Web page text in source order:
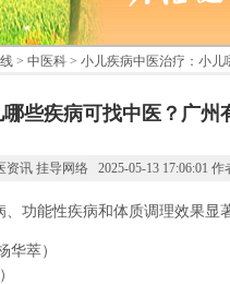
> 中医科 > 小儿疾病中医治疗：小儿
些疾病可找中医？广州
讯 挂导网络 2025-05-13 17:06:01
功能性疾病和体质调理效果显
华萃）